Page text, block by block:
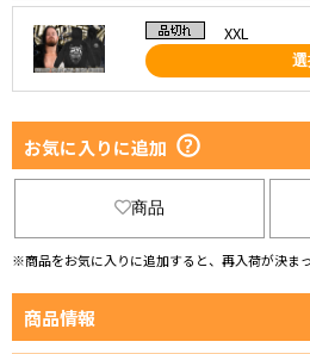
XXL
お気に入りに追加
商品
※商品をお気に入りに追加すると、再入荷が決ま
商品情報